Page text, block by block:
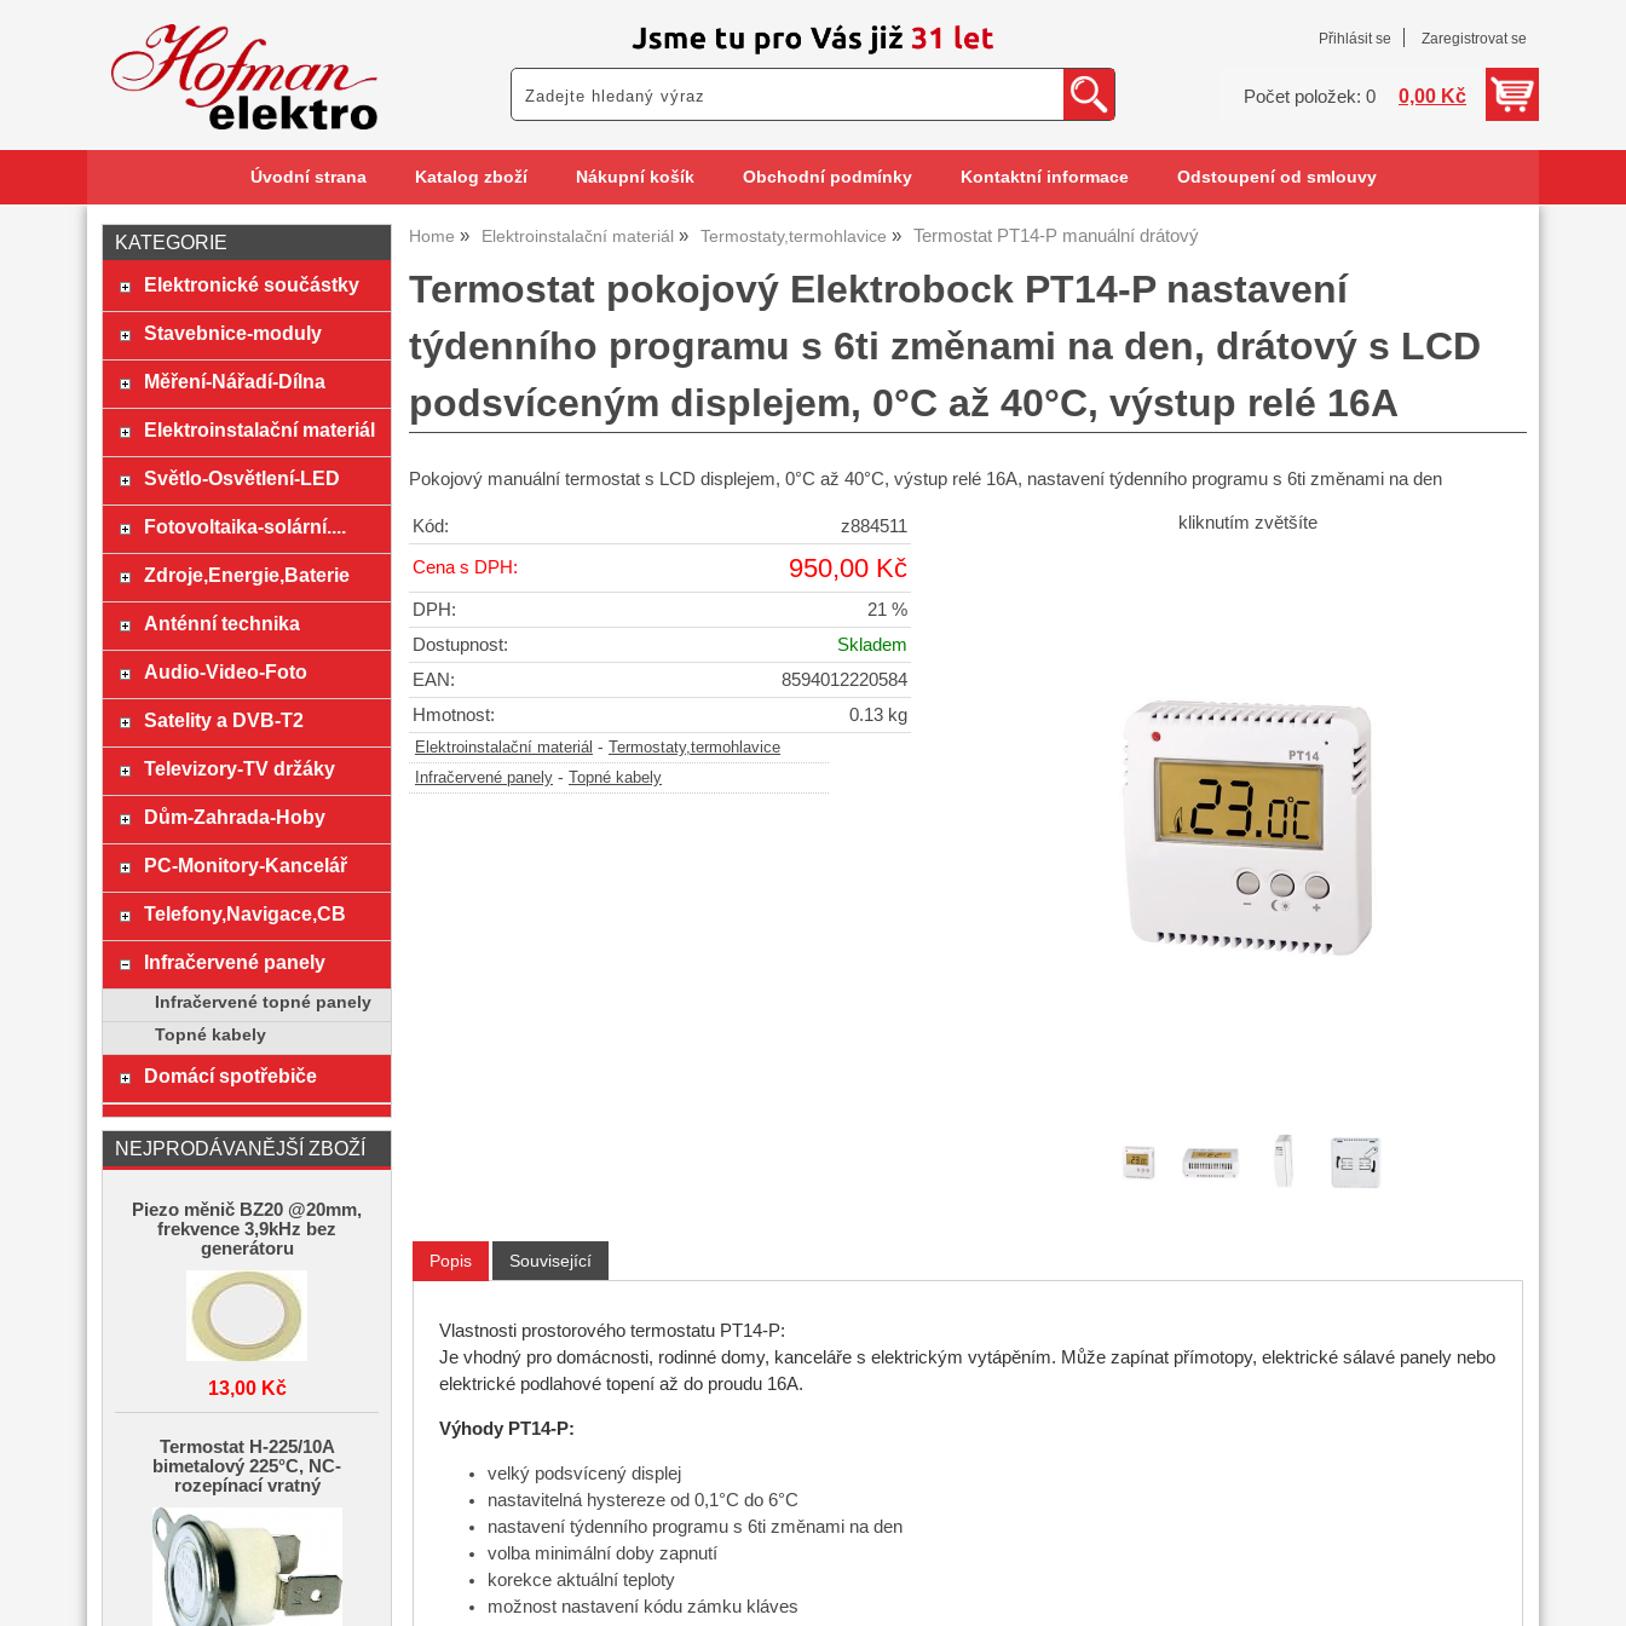
Přihlásit se Zaregistrovat se
Počet položek: 0 0,00 Kč
Úvodní strana Katalog zboží Nákupní košík Obchodní podmínky Kontaktní informace Odstoupení od smlouvy
Home Elektroinstalační materiál Termostaty,termohlavice Termostat PT14-P manuální drátový
Termostat pokojový Elektrobock PT14-P nastavení
týdenního programu s 6ti změnami na den, drátový s LCD
podsvíceným displejem, 0°C až 40°C, výstup relé 16A
Pokojový manuální termostat s LCD displejem, 0°C až 40°C, výstup relé 16A, nastavení týdenního programu s 6ti změnami na den
kliknutím zvětšíte
Kód: z884511
Cena s DPH: 950,00 Kč
DPH:
21 %
Dostupnost:
Skladem
EAN:
8594012220584
Hmotnost:
0.13 kg
Elektroinstalační materiál -
Termostaty,termohlavice
Infračervené panely - Topné kabely
Popis Související
Vlastnosti prostorového termostatu PT14-P:
Je vhodný pro domácnosti, rodinné domy, kanceláře s elektrickým vytápěním. Může zapínat přímotopy, elektrické sálavé panely nebo
elektrické podlahové topení až do proudu 16A.
Výhody PT14-P:
velký podsvícený displej
nastavitelná hystereze od 0,1°C do 6°C
nastavení týdenního programu s 6ti změnami na den
volba minimální doby zapnutí
korekce aktuální teploty
možnost nastavení kódu zámku kláves
KATEGORIE
Elektronické součástky
Stavebnice-moduly
Měření-Nářadí-Dílna
Elektroinstalační materiál
Světlo-Osvětlení-LED
Fotovoltaika-solární....
Zdroje,Energie,Baterie
Anténní technika
Audio-Video-Foto
Satelity a DVB-T2
Televizory-TV držáky
Dům-Zahrada-Hoby
PC-Monitory-Kancelář
Telefony,Navigace,CB
Infračervené panely
Infračervené topné panely
Topné kabely
Domácí spotřebiče
NEJPRODÁVANĚJŠÍ ZBOŽÍ
Piezo měnič BZ20 @20mm,
frekvence 3,9kHz bez
generátoru
13,00 Kč
Termostat H-225/10A
bimetalový 225°C, NC-
rozepínací vratný